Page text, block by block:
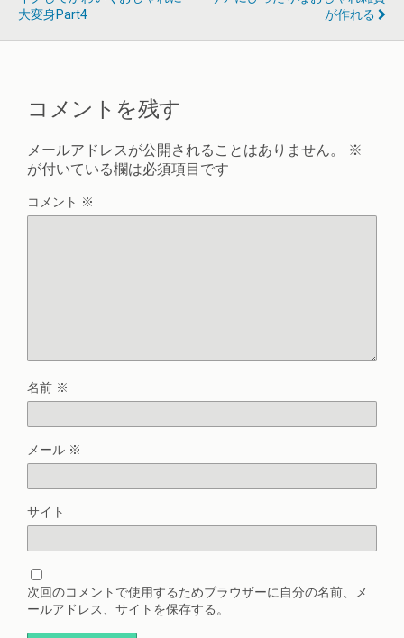
大変身part4
が作れる
コメントを残す
メールアドレスが公開されることはありません。
※
が付いている欄は必須項目です
コメント ※
名前 ※
メール ※
サイト
次回のコメントで使用するためブラウザーに自分の名前、メ
ールアドレス、サイトを保存する。